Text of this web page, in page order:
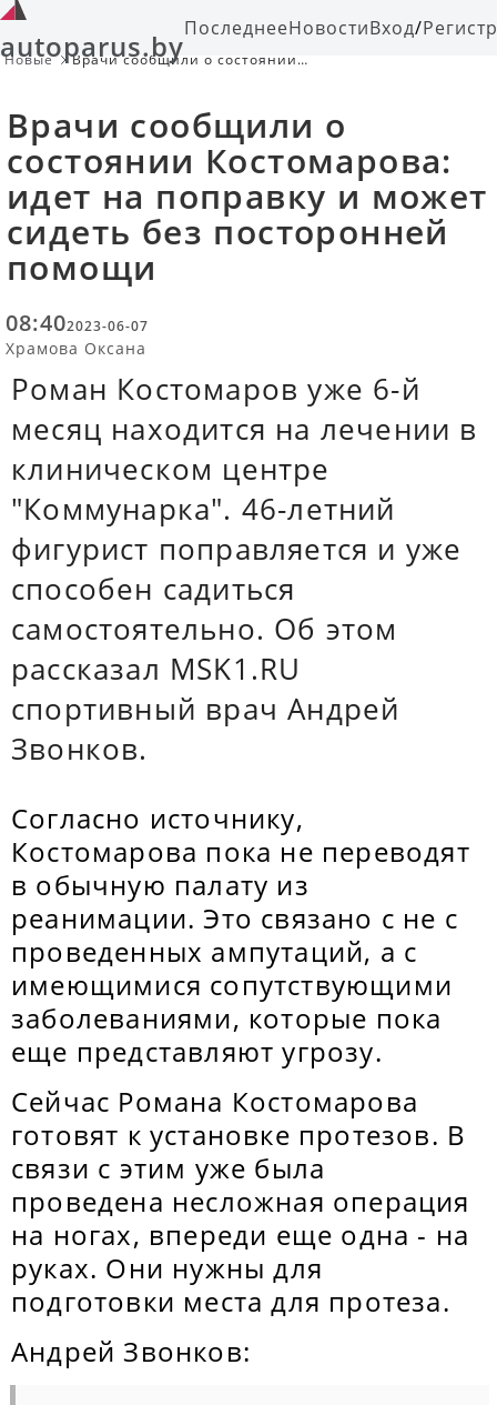
autoparus.byПоследнееНовостиВход/
Новые
Врачи сообщили о состоянии
помощи
Врачи сообщили о
состоянии Костомарова:
идет на поправку и может
сидеть без посторонней
помощи
08:402023-06-07
Храмова Оксана
Роман Костомаров уже 6-й
месяц находится на лечении в
клиническом центре
"Коммунарка". 46-летний
фигурист поправляется и уже
способен садиться
самостоятельно. Об этом
рассказал MSK1.RU
спортивный врач Андрей
Звонков.
Согласно источнику,
Костомарова пока не переводят
в обычную палату из
реанимации. Это связано с не с
проведенных ампутаций, а с
имеющимися сопутствующими
заболеваниями, которые пока
еще представляют угрозу.
Сейчас Романа Костомарова
готовят к установке протезов. В
связи с этим уже была
проведена несложная операция
на ногах, впереди еще одна - на
руках. Они нужны для
подготовки места для протеза.
Андрей Звонков: